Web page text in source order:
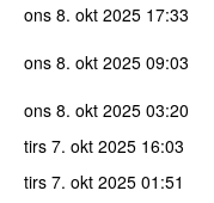
ons 8. okt 2025 17:33
ons 8. okt 2025 09:03
ons 8. okt 2025 03:20
tirs 7. okt 2025 16:03
tirs 7. okt 2025 01:51